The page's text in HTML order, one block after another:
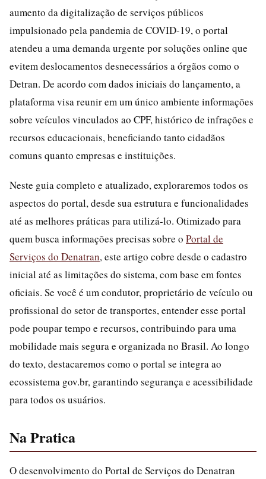
aumento da digitalização de serviços públicos
impulsionado pela pandemia de COVID-19, o portal
atendeu a uma demanda urgente por soluções online que
evitem deslocamentos desnecessários a órgãos como o
Detran. De acordo com dados iniciais do lançamento, a
plataforma visa reunir em um único ambiente informações
sobre veículos vinculados ao CPF, histórico de infrações e
recursos educacionais, beneficiando tanto cidadãos
comuns quanto empresas e instituições.
Neste guia completo e atualizado, exploraremos todos os
aspectos do portal, desde sua estrutura e funcionalidades
até as melhores práticas para utilizá-lo. Otimizado para
quem busca informações precisas sobre o Portal de
Serviços do Denatran, este artigo cobre desde o cadastro
inicial até as limitações do sistema, com base em fontes
oficiais. Se você é um condutor, proprietário de veículo ou
profissional do setor de transportes, entender esse portal
pode poupar tempo e recursos, contribuindo para uma
mobilidade mais segura e organizada no Brasil. Ao longo
do texto, destacaremos como o portal se integra ao
ecossistema gov.br, garantindo segurança e acessibilidade
para todos os usuários.
Na Pratica
O desenvolvimento do Portal de Serviços do Denatran